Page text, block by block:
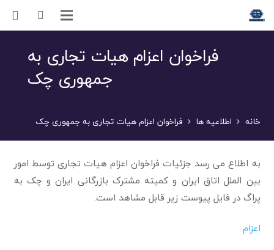
فراخوان اعزام هیات تجاری به
جمهوری چک
خانه اطلاعیه ها فراخوان اعزام هیات تجاری به جمهوری چک
به اطلاع می رسد جزئیات فراخوان اعزام هیات تجاری توسط امور
بین الملل اتاق ایران و کمیته مشترک بازرگانی ایران و چک به
پراگ در فایل پیوست زیر قابل مشاهد است.
اعزام